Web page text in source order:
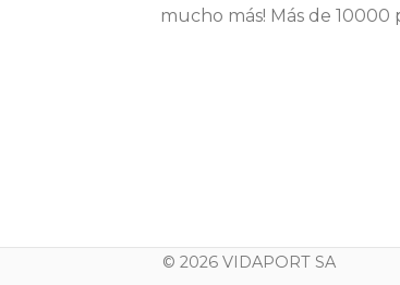
mucho más! Más de 10000
© 2026 VIDAPORT SA